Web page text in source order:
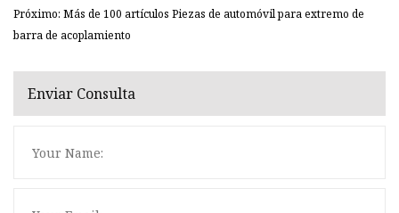
Próximo: Más de 100 artículos Piezas de automóvil para extremo de
barra de acoplamiento
Enviar Consulta